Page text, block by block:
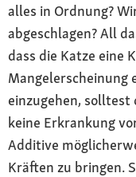
alles in Ordnung?
abgeschlagen? All
dass die Katze eine
Mangelerscheinung
einzugehen, solltest
keine Erkrankung
Additive
Kräften zu bringen.